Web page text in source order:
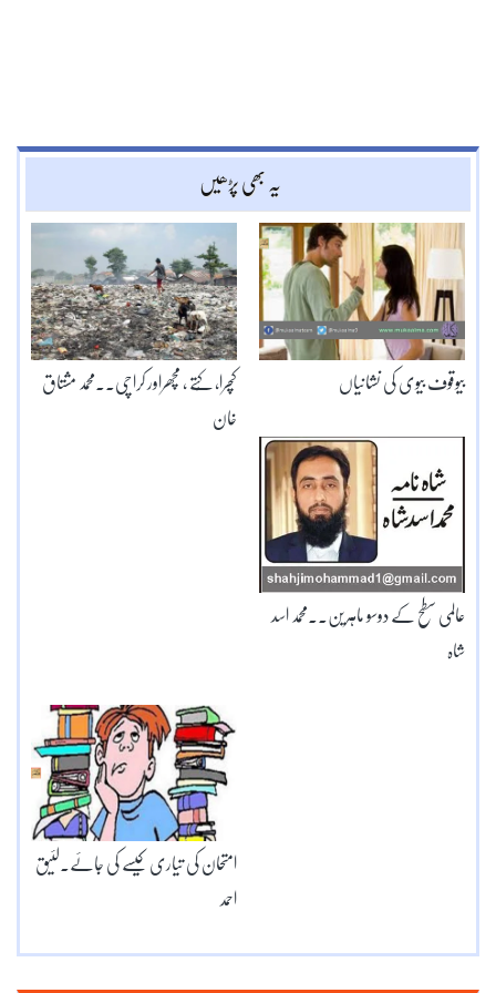
یہ بھی پڑھیں
کچرا، کُتے ، مچھراور کراچی۔۔محمد مشتاق
خان
بیوقوف بیوی کی نشانیاں
عالمی سطح کے دوسو ماہرین۔۔محمد اسد
شاہ
امتحان کی تیاری کیسے کی جائے۔لئیق
احمد